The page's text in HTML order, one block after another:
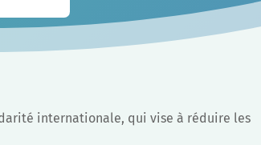
internationale, qui vise à réduire les